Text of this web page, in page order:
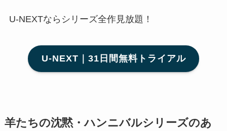
U-NEXTならシリーズ全作見放題！
U-NEXT｜31日間無料トライアル
羊たちの沈黙・ハンニバルシリーズのあ